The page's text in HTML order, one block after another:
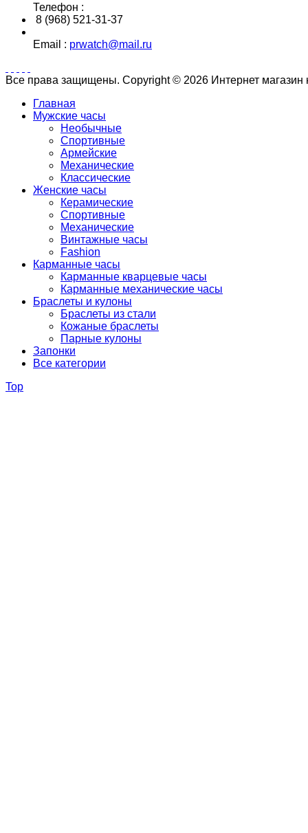
Телефон :
8 (968) 521-31-37
Email : prwatch@mail.ru
Все права защищены. Copyright © 2026 Интернет магазин
Главная
Мужские часы
Необычные
Спортивные
Армейские
Механические
Классические
Женские часы
Керамические
Спортивные
Механические
Винтажные часы
Fashion
Карманные часы
Карманные кварцевые часы
Карманные механические часы
Браслеты и кулоны
Браслеты из стали
Кожаные браслеты
Парные кулоны
Запонки
Все категории
Top